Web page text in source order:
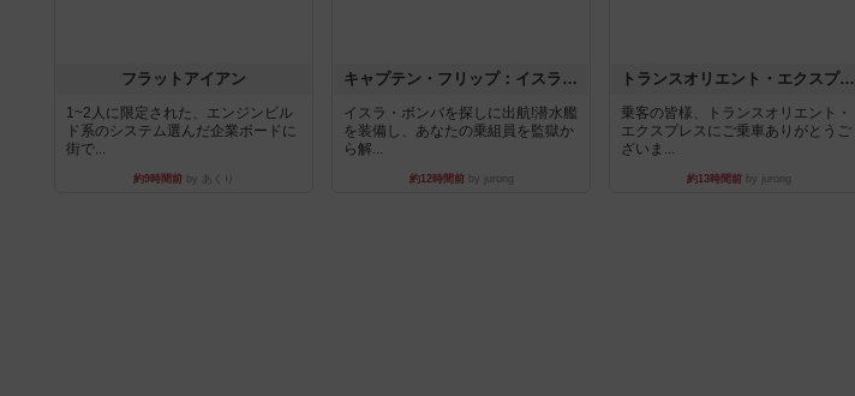
フラットアイアン
1~2人に限定された、エンジンビル
ド系のシステム選んだ企業ボードに
街で...
約9時間前 by あくり
キャプテン・フリップ：イスラ・ボンバ
イスラ・ボンバを探しに出航!潜水艦
を装備し、あなたの乗組員を監獄か
ら解...
約12時間前by jurong
トランスオリエント・エクスプレス
乗客の皆様、トランスオリエント・
エクスプレスにご乗車ありがとうご
ざいま...
約13時間前by jurong